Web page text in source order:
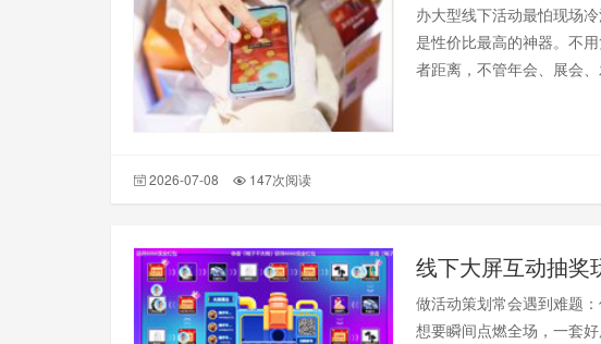
办大型线下活动最怕现场
是性价比最高的神器。不
者距离，不管年会、展会
2026-07-08 147次阅读
线下大屏互动抽奖
做活动策划常会遇到难题
想要瞬间点燃全场，一套